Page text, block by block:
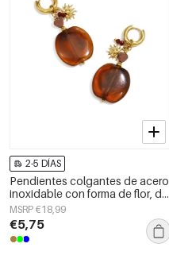
2-5 DÍAS
Pendientes colgantes de acero
inoxidable con forma de flor, de
la serie Daily Simple, joyería para
mujer.
MSRP €18,99
€5,75